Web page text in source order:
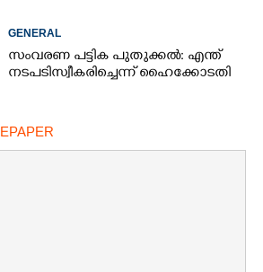
GENERAL
സംവരണ പട്ടിക പുതുക്കൽ: എന്ത്
നടപടി സ്വീകരിച്ചെന്ന് ഹൈക്കോടതി
EPAPER